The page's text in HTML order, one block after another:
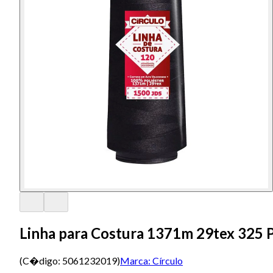
Linha para Costura 1371m 29tex 325
(C�digo: 5061232019)Marca: Círculo